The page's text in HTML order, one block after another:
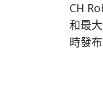
CH
和最
時發